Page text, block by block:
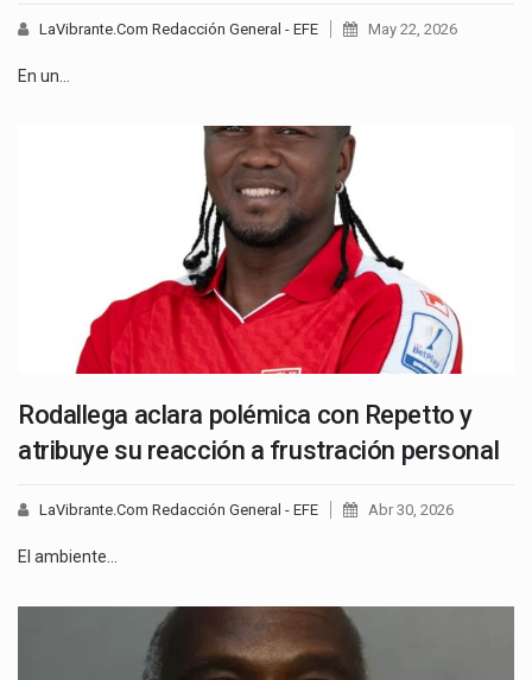
LaVibrante.Com Redacción General - EFE May 22, 2026
En un…
Rodallega aclara polémica con Repetto y
atribuye su reacción a frustración personal
LaVibrante.Com Redacción General - EFE Abr 30, 2026
El ambiente…